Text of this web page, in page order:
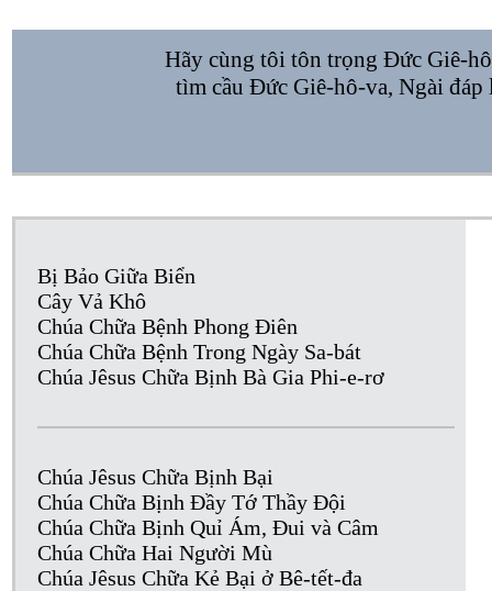
Hãy cùng tôi tôn trọng Đức Giê-
tìm cầu Đức Giê-hô-va, Ngài
Bị Bảo Giữa Biển
Cây Vả Khô
Chúa Chữa Bệnh Phong Điên
Chúa Chữa Bệnh Trong Ngày Sa-bát
Chúa Jêsus Chữa Bịnh Bà Gia Phi-e-rơ
Chúa Jêsus Chữa Bịnh Bại
Chúa Chữa Bịnh Đầy Tớ Thầy Đội
Chúa Chữa Bịnh Quỉ Ám, Đui và Câm
Chúa Chữa Hai Người Mù
Chúa Jêsus Chữa Kẻ Bại ở Bê-tết-đa